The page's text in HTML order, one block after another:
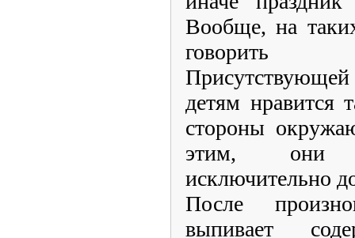
Вообще, на
говорить
детям нравится
стороны
этим, они
исключительно
После
выпивает